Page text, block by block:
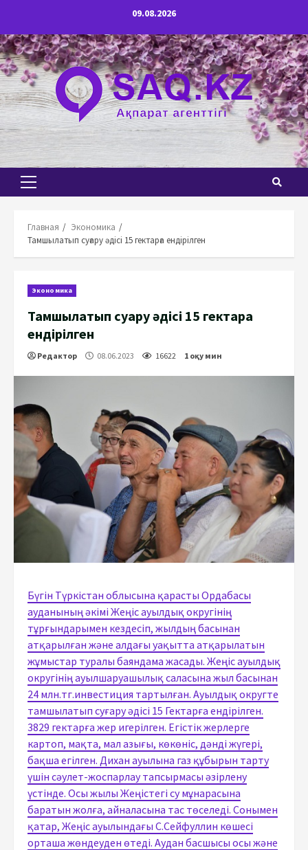
содержимому
09.08.2026
Основное
Главная
Экономика
Тамшылатып суғару әдісі 15 гектарға ендірілген
Экономика
Тамшылатып суғару әдісі 15 гектарға
ендірілген
Редактор 08.06.2023 16622 1 оқу мин
Бүгін Түркістан облысына қарасты Ордабасы
ауданының әкімі Жеңіс ауылдық округінің
тұрғындарымен кездесіп, жылдың басынан
атқарылған және алдағы уақытта атқарылатын
жұмыстар туралы баяндама жасады. Жеңіс ауылдық
округінің ауылшаруашылық саласына жыл басынан
24 млн.тг.инвестиция тартылған. Ауылдық округте
тамшылатып суғару әдісі 15 Гектарға ендірілген.
3829 гектарға жер игерілген. Егістік жерлерге
картоп, мақта, мал азығы, көкөніс, дәнді жүгері,
бақша егілген. Дихан ауылына газ құбырын тарту
үшін сәулет-жоспарлау тапсырмасы әзірлену
үстінде. Осы жылы Жеңістегі су мұнарасына
баратын жолға, айналасына тас төселеді. Сонымен
қатар, Жеңіс ауылындағы С.Сейфуллин көшесі
орташа жөндеуден өтеді. Аудан басшысы осы және